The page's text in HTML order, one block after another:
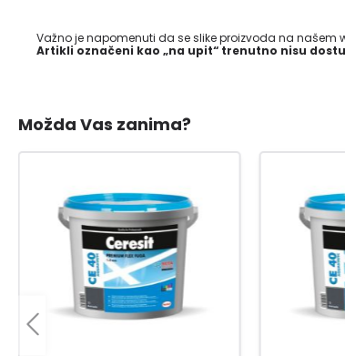
Važno je napomenuti da se slike proizvoda na
Artikli označeni kao „na upit“ trenutno nisu
Možda Vas zanima?